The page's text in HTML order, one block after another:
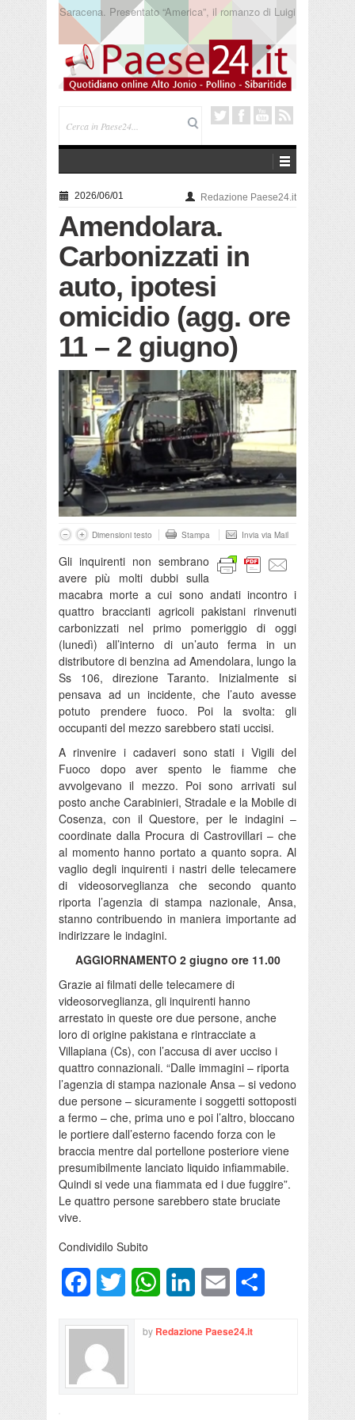
Trebisacce. Cento anni per la processione in mare
di San Rocco. Arriva la reliquia
2026/06/01 Redazione Paese24.it
Amendolara.
Carbonizzati in
auto, ipotesi
omicidio (agg. ore
11 – 2 giugno)
Dimensioni testo Stampa Invia via Mail
Gli inquirenti non sembrano
avere più molti dubbi sulla
macabra morte a cui sono andati incontro i
quattro braccianti agricoli pakistani rinvenuti
carbonizzati nel primo pomeriggio di oggi
(lunedì) all’interno di un’auto ferma in un
distributore di benzina ad Amendolara, lungo la
Ss 106, direzione Taranto. Inizialmente si
pensava ad un incidente, che l’auto avesse
potuto prendere fuoco. Poi la svolta: gli
occupanti del mezzo sarebbero stati uccisi.
A rinvenire i cadaveri sono stati i Vigili del
Fuoco dopo aver spento le fiamme che
avvolgevano il mezzo. Poi sono arrivati sul
posto anche Carabinieri, Stradale e la Mobile di
Cosenza, con il Questore, per le indagini –
coordinate dalla Procura di Castrovillari – che
al momento hanno portato a quanto sopra. Al
vaglio degli inquirenti i nastri delle telecamere
di videosorveglianza che secondo quanto
riporta l’agenzia di stampa nazionale, Ansa,
stanno contribuendo in maniera importante ad
indirizzare le indagini.
AGGIORNAMENTO 2 giugno ore 11.00
Grazie ai filmati delle telecamere di
videosorveglianza, gli inquirenti hanno
arrestato in queste ore due persone, anche
loro di origine pakistana e rintracciate a
Villapiana (Cs), con l’accusa di aver ucciso i
quattro connazionali. “Dalle immagini – riporta
l’agenzia di stampa nazionale Ansa – si vedono
due persone – sicuramente i soggetti sottoposti
a fermo – che, prima uno e poi l’altro, bloccano
le portiere dall’esterno facendo forza con le
braccia mentre dal portellone posteriore viene
presumibilmente lanciato liquido infiammabile.
Quindi si vede una fiammata ed i due fuggire”.
Le quattro persone sarebbero state bruciate
vive.
Condividilo Subito
FacebookTwitter WhatsAppLinkedInEmail
by Redazione Paese24.it